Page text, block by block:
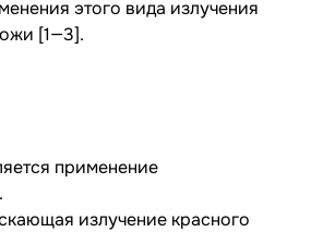
этого вида излучения
[1—3].
применение
излучение красного